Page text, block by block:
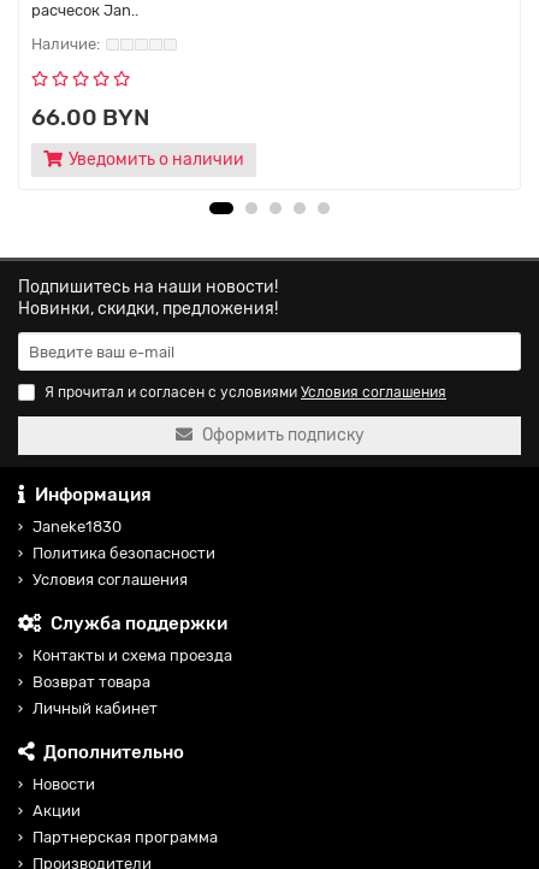
расчесок Jan..
66.00 BYN
Уведомить о наличии
Подпишитесь на наши новости!
Новинки, скидки, предложения!
Я прочитал и согласен с условиями Условия соглашения
Оформить подписку
Информация
Janeke1830
Политика безопасности
Условия соглашения
Служба поддержки
Контакты и схема проезда
Возврат товара
Личный кабинет
Дополнительно
Новости
Акции
Партнерская программа
Производители